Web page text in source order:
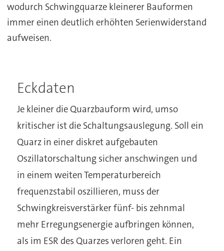
wodurch Schwingquarze kleinerer Bauformen
immer einen deutlich erhöhten Serienwiderstand
aufweisen.
Eckdaten
Je kleiner die Quarzbauform wird, umso
kritischer ist die Schaltungsauslegung. Soll ein
Quarz in einer diskret aufgebauten
Oszillatorschaltung sicher anschwingen und
in einem weiten Temperaturbereich
frequenzstabil oszillieren, muss der
Schwingkreisverstärker fünf- bis zehnmal
mehr Erregungsenergie aufbringen können,
als im ESR des Quarzes verloren geht. Ein